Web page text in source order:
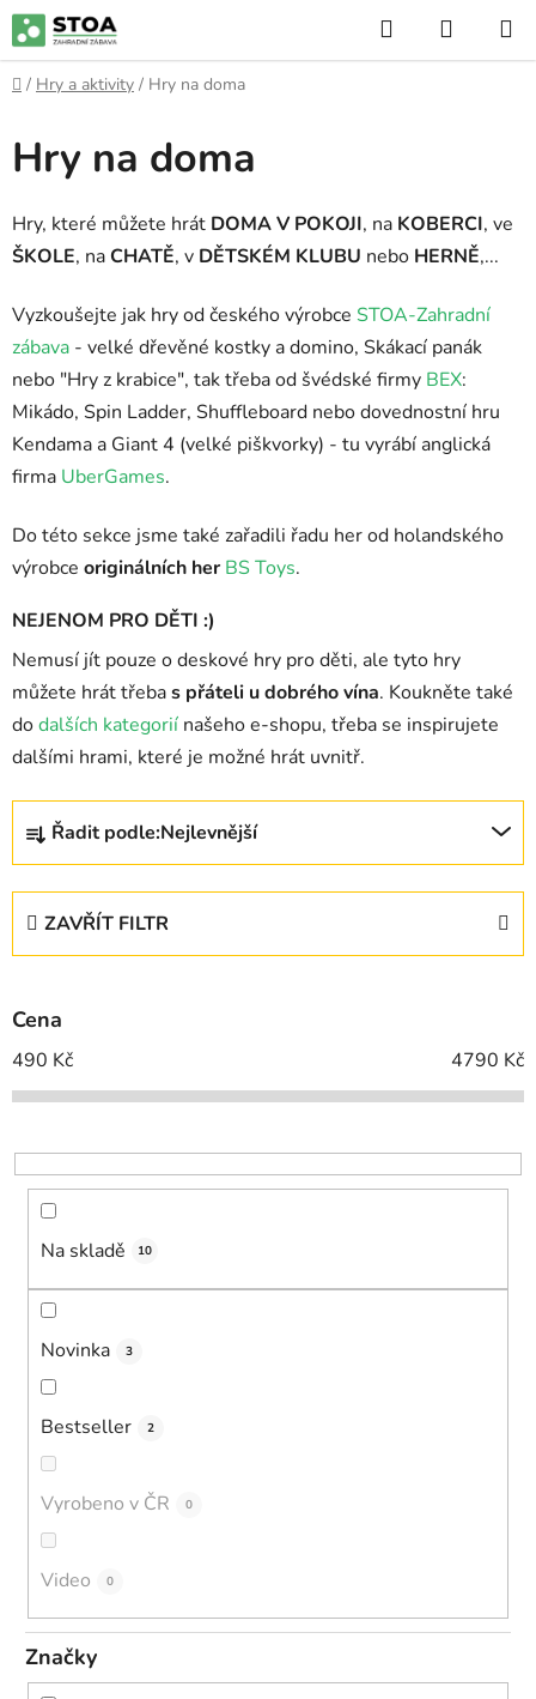
Přejít
na
obsah
Hledat
KOŠÍK
Domů
/ Hry a aktivity / Hry na doma
Hry na doma
Hry, které můžete hrát DOMA V POKOJI, na KOBERCI, ve
ŠKOLE, naCHATĚ, v DĚTSKÉM KLUBU nebo HERNĚ,...
Vyzkoušejte jak hry od českého výrobce STOA-Zahradní
zábava - velké dřevěné kostky a domino, Skákací panák
nebo "Hry z krabice", tak třeba od švédské firmy BEX:
Mikádo, Spin Ladder, Shuffleboard nebo dovednostní hru
Kendama a Giant 4 (velké piškvorky) - tu vyrábí anglická
firma UberGames.
Do této sekce jsme také zařadili řadu her od holandského
výrobce originálních her BS Toys.
NEJENOM PRO DĚTI :)
Nemusí jít pouze o deskové hry pro děti, ale tyto hry
můžete hrát třebas přáteli u dobrého vína. Koukněte také
dodalších kategorií našeho e-shopu, třeba se inspirujete
dalšími hrami, které je možné hrát uvnitř.
Ř
z
p
r
o
d
k
t
Řadit podle:Nejlevnější
ZAVŘÍT FILTR
Cena
490 Kč 4790 Kč
Na skladě 10
Novinka 3
Bestseller 2
Vyrobeno v ČR 0
Video 0
Značky